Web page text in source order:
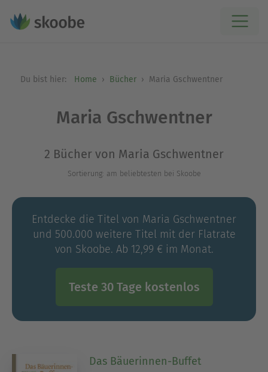
Du bist hier: Home Bücher Maria Gschwentner
Maria Gschwentner
2 Bücher von Maria Gschwentner
Sortierung: am beliebtesten bei Skoobe
Entdecke die Titel von Maria Gschwentner
und 500.000 weitere Titel mit der Flatrate
von Skoobe. Ab 12,99 € im Monat.
Teste 30 Tage kostenlos
Das Bäuerinnen-Buffet